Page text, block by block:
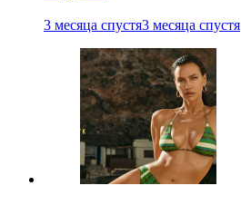
3 месяца спустя3 месяца спустя